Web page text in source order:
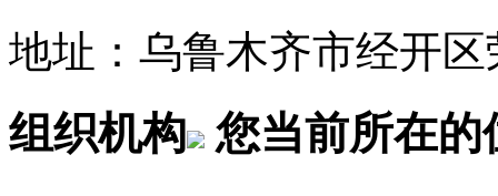
地址：乌鲁木齐市经开
组织机构 您当前所在的